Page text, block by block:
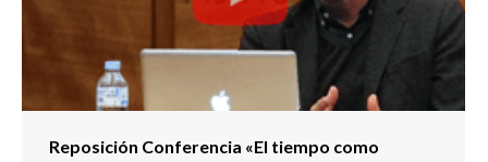
Reposición Conferencia «El tiempo como